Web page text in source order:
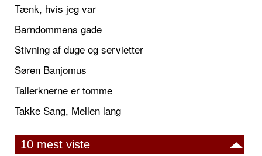
Tænk, hvis jeg var
Barndommens gade
Stivning af duge og servietter
Søren Banjomus
Tallerknerne er tomme
Takke Sang, Mellen lang
10 mest viste